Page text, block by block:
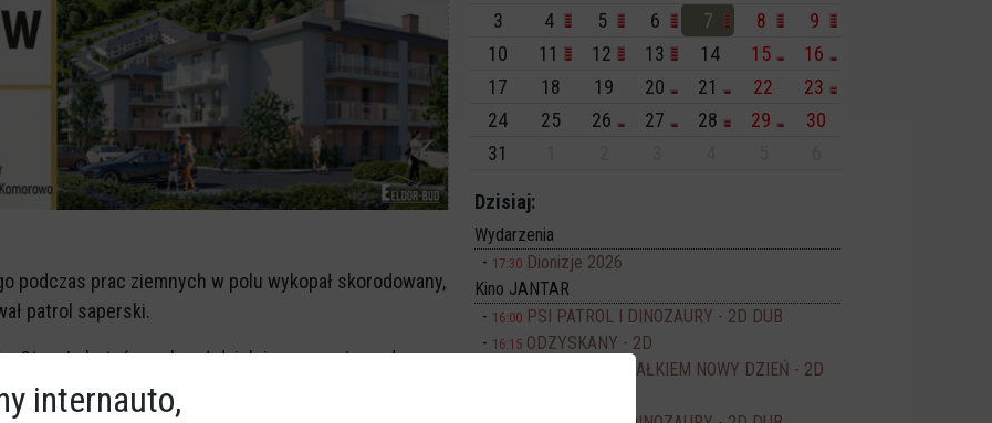
podczas prac ziemnych w polu wykopał skorodowany,
patrol saperski.
Stary Lubotyń przekazał dzielnicowemu, że podczas
3
4 5 6 7 8
9
10
11 12 13 14 15
16
17
18 19 20 21 22
23
24
25 26 27 28 29
30
31
Dzisiaj:
Wydarzenia
17:30 Dionizje 2026
Kino JANTAR
16:00 PSI PATROL I DINOZAURY - 2D DUB
16:15 ODZYSKANY - 2D
SPIDER-MAN CAŁKIEM NOWY DZIEŃ - 2D
internauto,